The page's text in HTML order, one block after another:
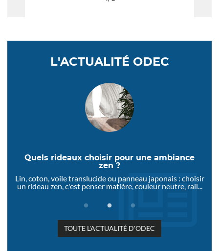
L'ACTUALITÉ ODEC
Quels rideaux choisir pour une ambiance
zen ?
Lin, coton, voile translucide ou panneau japonais : choisir
un rideau zen, c'est penser matière, couleur neutre, rail...
TOUTE L'ACTUALITÉ D'ODEC